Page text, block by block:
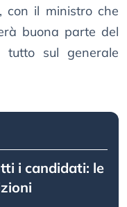
, con il ministro che
buona parte del
tutto sul generale
i candidati: le